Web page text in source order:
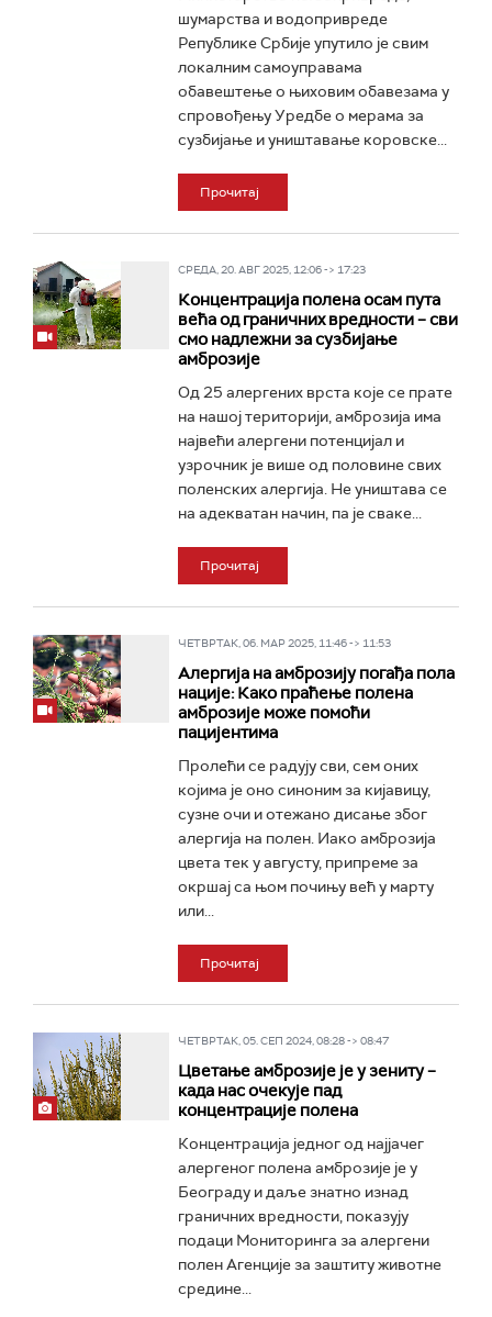
шумарства и водопривреде
Републике Србије упутило је свим
локалним самоуправама
обавештење о њиховим обавезама у
спровођењу Уредбе о мерама за
сузбијање и уништавање коровске...
Прочитај
СРЕДА, 20. АВГ 2025, 12:06 -> 17:23
Концентрација полена осам пута
већа од граничних вредности – сви
смо надлежни за сузбијање
амброзије
Од 25 алергених врста које се прате
на нашој територији, амброзија има
највећи алергени потенцијал и
узрочник је више од половине свих
поленских алергија. Не уништава се
на адекватан начин, па је сваке...
Прочитај
ЧЕТВРТАК, 06. МАР 2025, 11:46 -> 11:53
Алергија на амброзију погађа пола
нације: Како праћење полена
амброзије може помоћи
пацијентима
Пролећи се радују сви, сем оних
којима је оно синоним за кијавицу,
сузне очи и отежано дисање због
алергија на полен. Иако амброзија
цвета тек у августу, припреме за
окршај са њом почињу већ у марту
или...
Прочитај
ЧЕТВРТАК, 05. СЕП 2024, 08:28 -> 08:47
Цветање амброзије је у зениту –
када нас очекује пад
концентрације полена
Концентрација једног од најјачег
алергеног полена амброзије је у
Београду и даље знатно изнад
граничних вредности, показују
подаци Мониторинга за алергени
полен Агенције за заштиту животне
средине...